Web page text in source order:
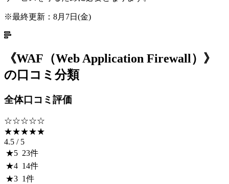
※最終更新： 8月7日(金)
《WAF（Web Application Firewall） 》
の口コミ分類
全体口コミ評価
☆☆☆☆☆
★★★★★
4.5 / 5
★5 23件
★4 14件
★3 1件